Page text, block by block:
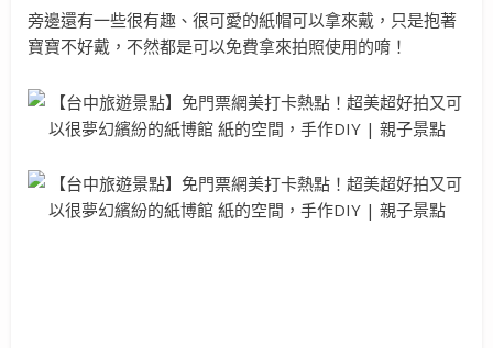
旁邊還有一些很有趣、很可愛的紙帽可以拿來戴，只是抱著
寶寶不好戴，不然都是可以免費拿來拍照使用的唷！